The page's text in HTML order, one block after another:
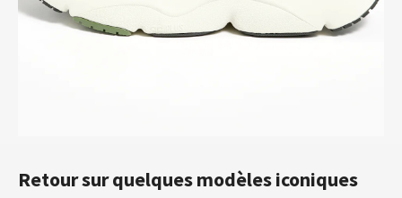
Retour sur quelques modèles iconiques